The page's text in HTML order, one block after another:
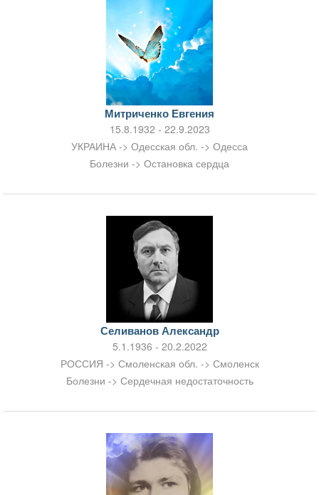
Митриченко Евгения
15.8.1932 - 22.9.2023
УКРАИНА -> Одесская обл. -> Одесса
Болезни -> Остановка сердца
Селиванов Александр
5.1.1936 - 20.2.2022
РОССИЯ -> Смоленская обл. -> Смоленск
Болезни -> Сердечная недостаточность